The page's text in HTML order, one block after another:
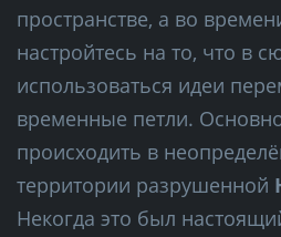
пространстве, а во
настройтесь на то, что в
использоваться идеи
временные петли.
происходить в
территории разрушенной
Некогда это был